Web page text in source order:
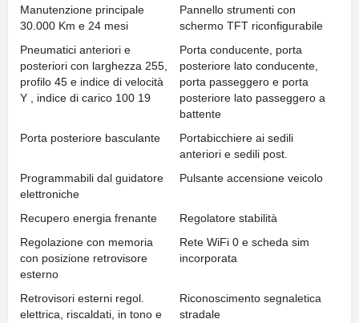
Manutenzione principale
30.000 Km e 24 mesi
Pannello strumenti con
schermo TFT riconfigurabile
Pneumatici anteriori e
posteriori con larghezza 255,
profilo 45 e indice di velocità
Y , indice di carico 100 19
Porta conducente, porta
posteriore lato conducente,
porta passeggero e porta
posteriore lato passeggero a
battente
Porta posteriore basculante
Portabicchiere ai sedili
anteriori e sedili post.
Programmabili dal guidatore
elettroniche
Pulsante accensione veicolo
Recupero energia frenante
Regolatore stabilità
Regolazione con memoria
con posizione retrovisore
esterno
Rete WiFi 0 e scheda sim
incorporata
Retrovisori esterni regol.
elettrica, riscaldati, in tono e
Riconoscimento segnaletica
stradale